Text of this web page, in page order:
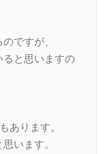
ですが、
ると思いますの
あります。
います。